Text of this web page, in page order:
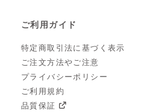
ご利用ガイド
特定商取引法に基づく表示
ご注文方法やご注意
プライバシーポリシー
ご利用規約
品質保証